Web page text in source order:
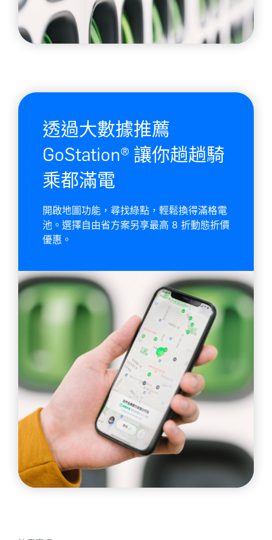
透過大數據推薦
GoStation® 讓你趟趟騎
乘都滿電
開啟地圖功能，尋找綠點，輕鬆換得滿格電
池。選擇自由省方案另享最高 8 折動態折價
優惠。